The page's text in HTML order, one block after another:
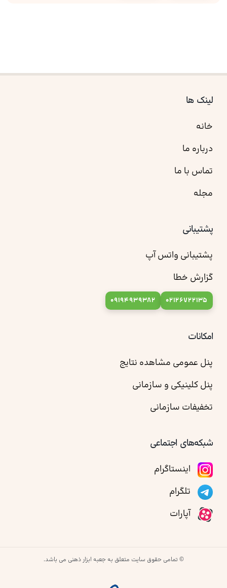
لینک ها
خانه
درباره ما
تماس با ما
مجله
پشتیبانی
پشتیبانی واتس آپ
گزارش خطا
02126722135
09194939382
امکانات
پنل عمومی مشاهده نتایج
پنل کلینیکی و سازمانی
تخفیفات سازمانی
شبکه‌های اجتماعی
اینستاگرام
تلگرام
آپارات
© تمامی حقوق سایت متعلق به جعبه ابزار ذهنی می باشد.